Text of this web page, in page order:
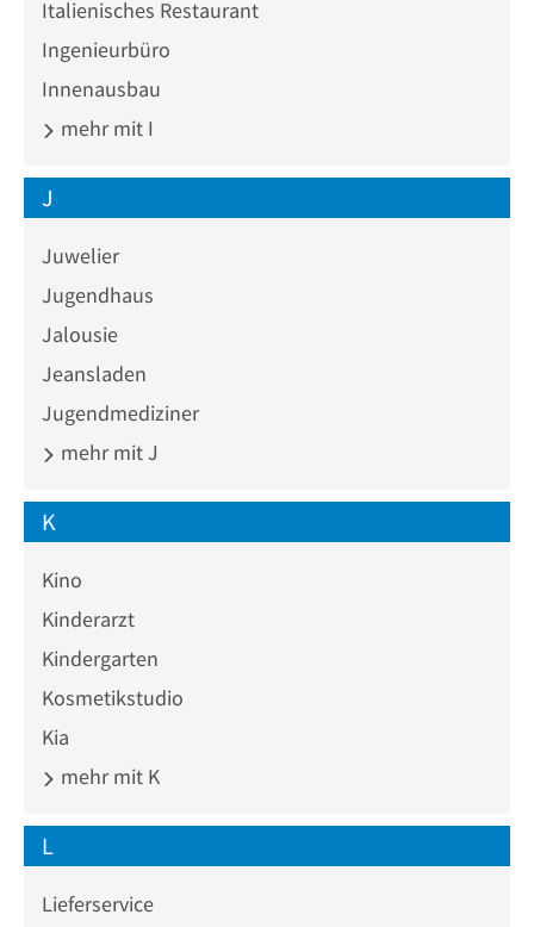
Italienisches Restaurant
Ingenieurbüro
Innenausbau
mehr mit I
J
Juwelier
Jugendhaus
Jalousie
Jeansladen
Jugendmediziner
mehr mit J
K
Kino
Kinderarzt
Kindergarten
Kosmetikstudio
Kia
mehr mit K
L
Lieferservice